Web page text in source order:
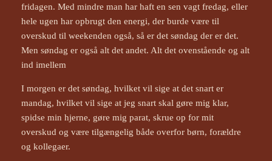
fridagen. Med mindre man har haft en sen vagt fredag, eller
hele ugen har opbrugt den energi, der burde være til
overskud til weekenden også, så er det søndag der er det.
Men søndag er også alt det andet. Alt det ovenstående og alt
ind imellem
I morgen er det søndag, hvilket vil sige at det snart er
mandag, hvilket vil sige at jeg snart skal gøre mig klar,
spidse min hjerne, gøre mig parat, skrue op for mit
overskud og være tilgængelig både overfor børn, forældre
og kollegaer.